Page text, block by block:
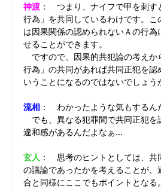
神渡： つまり、ナイフで甲を刺す
行為」を共同しているわけです。
は因果関係の認められないＡの行為
せることができます。
ですので、因果的共犯論の考えか
行為」の共同があれば共同正犯を認
いうことになるのではないでしょう
流相： わかったような気もするん
でも、異なる犯罪間で共同正犯を
違和感があるんだよなぁ…
玄人 ： 思考のヒントとしては、共
の議論であったかを考えることが
合と同様にここでもポイントとなる。